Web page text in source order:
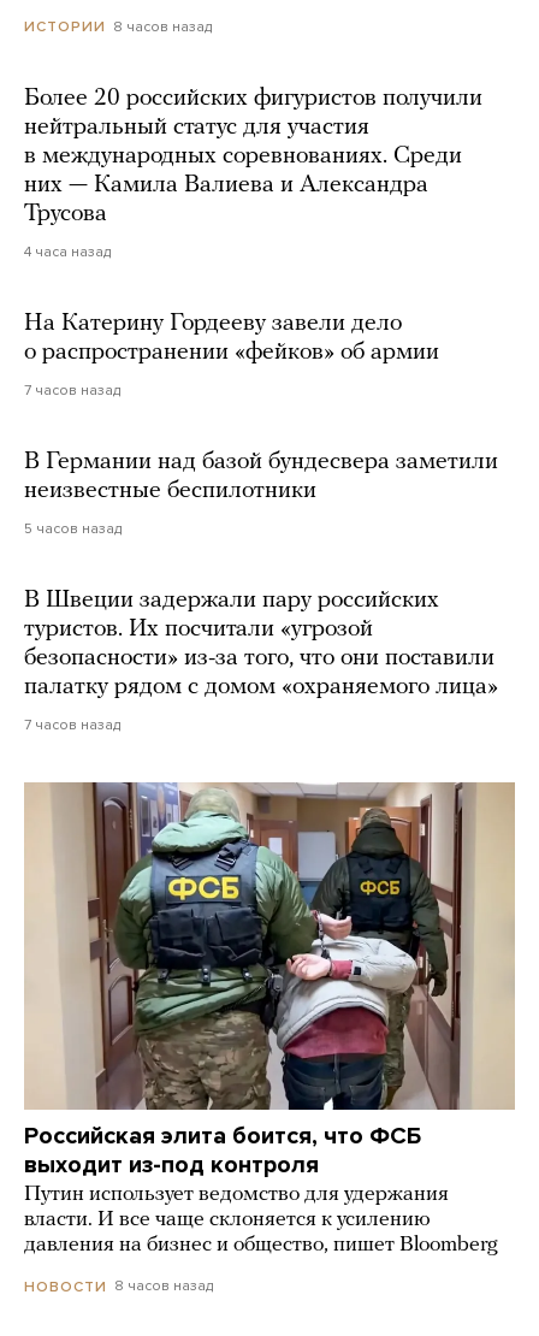
ИСТОРИИ 8 часов назад
Более 20 российских фигуристов получили
нейтральный статус для участия
в международных соревнованиях. Среди
них — Камила Валиева и Александра
Трусова
4 часа назад
На Катерину Гордееву завели дело
о распространении «фейков» об армии
7 часов назад
В Германии над базой бундесвера заметили
неизвестные беспилотники
5 часов назад
В Швеции задержали пару российских
туристов. Их посчитали «угрозой
безопасности» из-за того, что они поставили
палатку рядом с домом «охраняемого лица»
7 часов назад
Российская элита боится, что ФСБ
выходит из-под контроля
Путин использует ведомство для удержания
власти. И все чаще склоняется к усилению
давления на бизнес и общество, пишет Bloomberg
НОВОСТИ 8 часов назад